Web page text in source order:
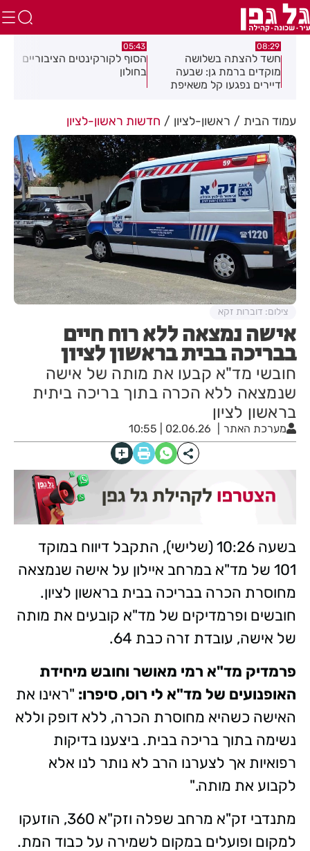
08:29
חשד להצתה בשלושה
מוקדים ברמת גן: שבעה
דיירים נפגעו קל משאיפת
05:43
הסוף לקורקינטים הציבוריים
בחולון
עמוד הבית ראשון-לציון חדשות ראשון-לציון
אישה נמצאה ללא רוח חיים
בבריכה בבית בראשון לציון
חובשי מד"א קבעו את מותה של אישה
שנמצאה ללא הכרה בתוך בריכה ביתית
בראשון לציון
מערכת האתר 02.06.26 | 10:55
צילום: דוברות זקא
בשעה 10:26 (שלישי), התקבל דיווח במוקד
101 של מד"א במרחב איילון על אישה שנמצאה
מחוסרת הכרה בבריכה בבית בראשון לציון.
חובשים ופרמדיקים של מד"א קובעים את מותה
של אישה, עובדת זרה כבת 64.
פרמדיק מד"א רמי מאושר וחובש מיחידת
האופנועים של מד"א לי רוס, סיפרו: "ראינו את
האישה כשהיא מחוסרת הכרה, ללא דופק וללא
נשימה בתוך בריכה בבית. ביצענו בדיקות
רפואיות אך לצערנו הרב לא נותר לנו אלא
לקבוע את מותה."
מתנדבי זק"א מרחב שפלה וזק"א 360, הוזעקו
למקום ופועלים במקום לשמירה על כבוד המת.